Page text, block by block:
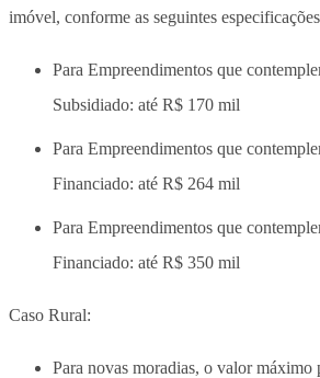
imóvel, conforme as seguintes
Para Empreendimentos que
Subsidiado: até R$ 170 mil
Para Empreendimentos que
Financiado: até R$ 264 mil
Para Empreendimentos que
Financiado: até R$ 350 mil
Caso Rural:
Para novas moradias, o valor máximo